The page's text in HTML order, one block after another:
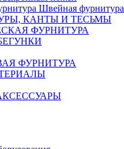
Швейная фурнитура
КАНТЫ И ТЕСЬМЫ
ФУРНИТУРА
ФУРНИТУРА